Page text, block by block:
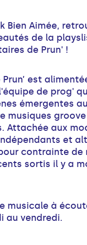
Bien Aimée,
de la
de Prun' !
est
de prog'
émergentes
musiques
Attachée aux
et
contrainte de
sortis il y a
musicale à
au vendredi.